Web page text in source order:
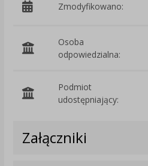
Zmodyfikowano:
Osoba
odpowiedzialna:
Podmiot
udostępniający:
Załączniki